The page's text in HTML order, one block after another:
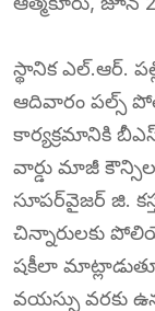
స్థానిక ఎల్.ఆర్.
ఆదివారం పల్స్
కార్యక్రమానికి
వార్డు మాజీ
సూపర్‌వైజర్ జి.
చిన్నారులకు
షకీలా మాట్లాడుతూ
వయస్సు వరకు